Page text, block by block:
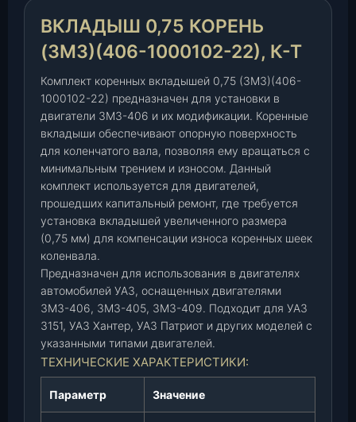
7
5
о
р
е
н
ь
(
З
М
З
(
0
6
-
1
0
0
ВКЛАДЫШ 0,75 КОРЕНЬ
(ЗМЗ)(406-1000102-22), К-Т
Комплект коренных вкладышей 0,75 (ЗМЗ)(406-
1000102-22) предназначен для установки в
двигатели ЗМЗ-406 и их модификации. Коренные
вкладыши обеспечивают опорную поверхность
для коленчатого вала, позволяя ему вращаться с
минимальным трением и износом. Данный
комплект используется для двигателей,
прошедших капитальный ремонт, где требуется
установка вкладышей увеличенного размера
(0,75 мм) для компенсации износа коренных шеек
коленвала.
Предназначен для использования в двигателях
автомобилей УАЗ, оснащенных двигателями
ЗМЗ-406, ЗМЗ-405, ЗМЗ-409. Подходит для УАЗ
3151, УАЗ Хантер, УАЗ Патриот и других моделей с
указанными типами двигателей.
ТЕХНИЧЕСКИЕ ХАРАКТЕРИСТИКИ:
Параметр Значение